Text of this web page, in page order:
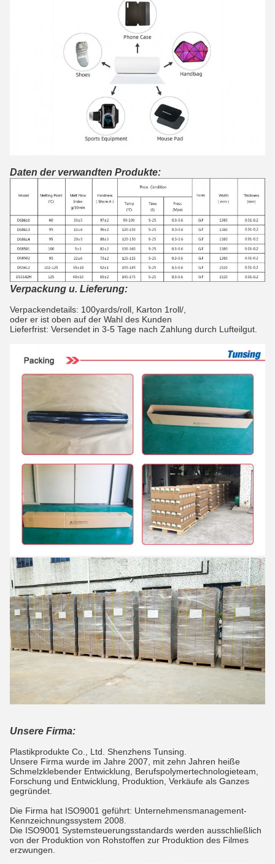
Daten der verwandten Produkte:
Verpackung u. Lieferung:
Verpackendetails: 100yards/roll, Karton 1roll/,
oder er ist oben auf der Wahl des Kunden
Lieferfrist: Versendet in 3-5 Tage nach Zahlung durch Lufteilgut.
Unsere Firma:
Plastikprodukte Co., Ltd. Shenzhens Tunsing.
Unsere Firma wurde im Jahre 2007, mit zehn Jahren heiße
Schmelzklebender Entwicklung, Berufspolymertechnologieteam,
Forschung und Entwicklung, Produktion, Verkäufe als Ganzes
gegründet.
Die Firma hat ISO9001 geführt: Unternehmensmanagement-
Kennzeichnungssystem 2008.
Die ISO9001 Systemsteuerungsstandards werden ausschließlich
von der Produktion von Rohstoffen zur Produktion des Filmes
erzwungen.